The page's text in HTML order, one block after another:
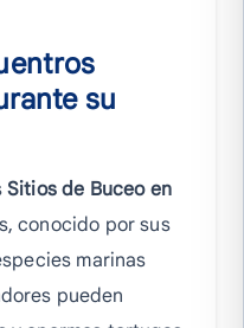
su
Sitios de Buceo en
conocido por sus
marinas
pueden